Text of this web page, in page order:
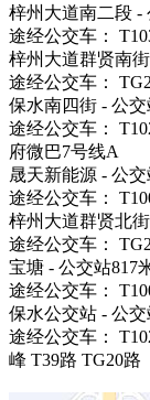
梓州大道南二段 -
途经公交车：
梓州大道群贤南
途经公交车：
保水南四街 - 公交
途经公交车：
府微巴7号线A
晟天新能源 - 公
途经公交车：
梓州大道群贤北
途经公交车：
宝塘 - 公交站817
途经公交车：
保水公交站 - 公交
途经公交车：
峰 T39路 TG20路